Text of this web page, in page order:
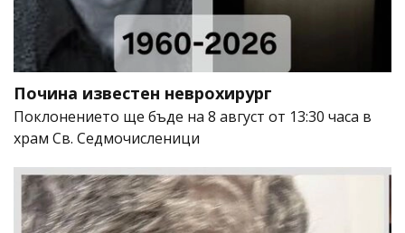
Почина известен неврохирург
Поклонението ще бъде на 8 август от 13:30 часа в
храм Св. Седмочисленици